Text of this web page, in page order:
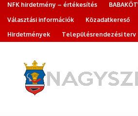
NFK hirdetmény – értékesítés
Választási információk
Közadatkereső
Hirdetmények
Településrendezési terv